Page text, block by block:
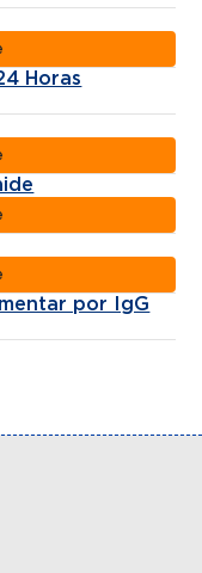
Horas
por IgG